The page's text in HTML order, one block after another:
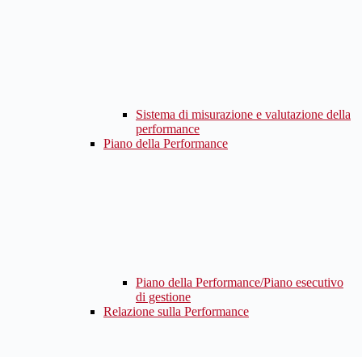
Sistema di misurazione e valutazione della
performance
Piano della Performance
Piano della Performance/Piano esecutivo
di gestione
Relazione sulla Performance